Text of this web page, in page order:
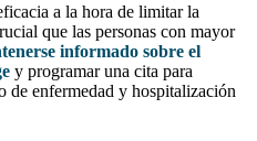
a la hora de limitar la
que las personas con mayor
informado sobre el
y programar una cita para
de enfermedad y hospitalización